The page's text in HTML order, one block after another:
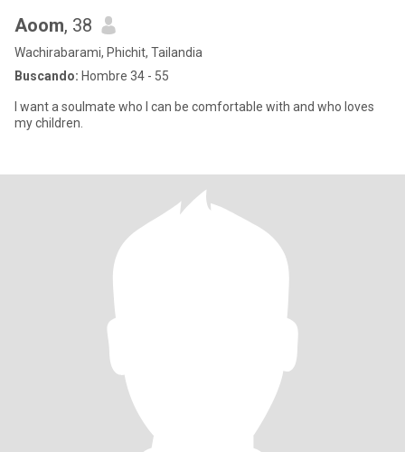
Aoom, 38
Wachirabarami, Phichit, Tailandia
Buscando: Hombre 34 - 55
I want a soulmate who I can be comfortable with and who loves
my children.